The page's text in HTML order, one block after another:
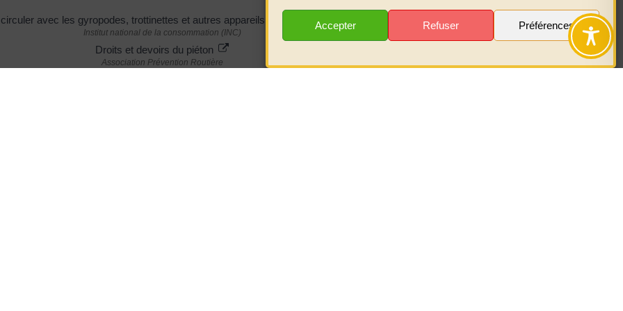
Accepter Refuser Préférences
avec les gyropodes, trottinettes et autres appareils de mobilité ?
Institut national de la consommation (INC)
Droits et devoirs du piéton
Association Prévention Routière